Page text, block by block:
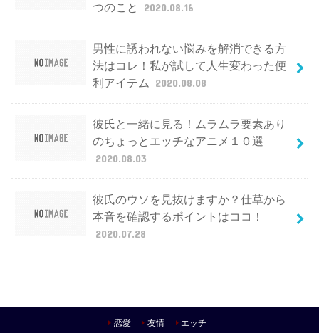
つのこと
2020.08.16
男性に誘われない悩みを解消できる方
法はコレ！私が試して人生変わった便
利アイテム
2020.08.08
彼氏と一緒に見る！ムラムラ要素あり
のちょっとエッチなアニメ１０選
2020.08.03
彼氏のウソを見抜けますか？仕草から
本音を確認するポイントはココ！
2020.07.28
恋愛 友情 エッチ